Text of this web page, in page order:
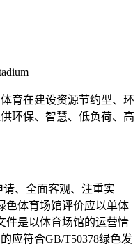
育在建设资源节约型、环
环保、智慧、低负荷、高
、全面客观、注重实
色体育场馆评价应以单体
件是以体育场馆的运营情
应符合GB/T50378绿色发